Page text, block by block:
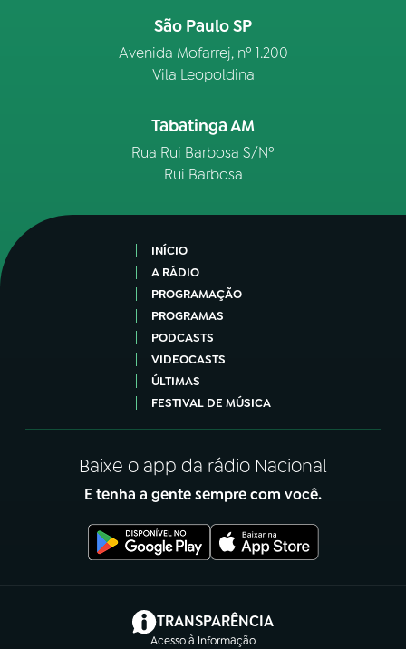
São Paulo SP
Avenida Mofarrej, nº 1.200
Vila Leopoldina
Tabatinga AM
Rua Rui Barbosa S/Nº
Rui Barbosa
INÍCIO
A RÁDIO
PROGRAMAÇÃO
PROGRAMAS
PODCASTS
VIDEOCASTS
ÚLTIMAS
FESTIVAL DE MÚSICA
Baixe o app da rádio Nacional
E tenha a gente sempre com você.
TRANSPARÊNCIA
Acesso à Informação
(abre em nova aba)